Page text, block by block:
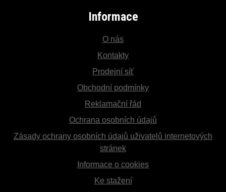
Informace
O nás
Kontakty
Prodejní síť
Obchodní podmínky
Reklamační řád
Ochrana osobních údajů
Zásady ochrany osobních údajů uživatelů internetových
stránek
Informace o cookies
Ke stažení